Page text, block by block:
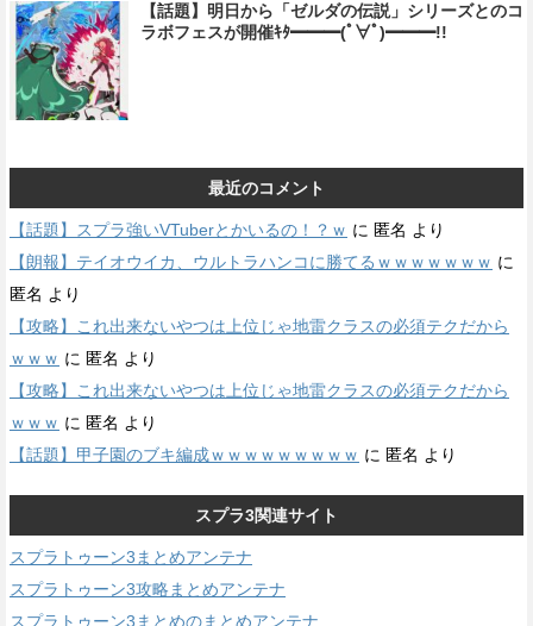
【話題】明日から「ゼルダの伝説」シリーズとのコ
ラボフェスが開催ｷﾀ━━━(ﾟ∀ﾟ)━━━!!
最近のコメント
【話題】スプラ強いVTuberとかいるの！？ｗ に 匿名 より
【朗報】テイオウイカ、ウルトラハンコに勝てるｗｗｗｗｗｗｗ に
匿名 より
【攻略】これ出来ないやつは上位じゃ地雷クラスの必須テクだから
ｗｗｗ に 匿名 より
【攻略】これ出来ないやつは上位じゃ地雷クラスの必須テクだから
ｗｗｗ に 匿名 より
【話題】甲子園のブキ編成ｗｗｗｗｗｗｗｗｗ に 匿名 より
スプラ3関連サイト
スプラトゥーン3まとめアンテナ
スプラトゥーン3攻略まとめアンテナ
スプラトゥーン3まとめのまとめアンテナ